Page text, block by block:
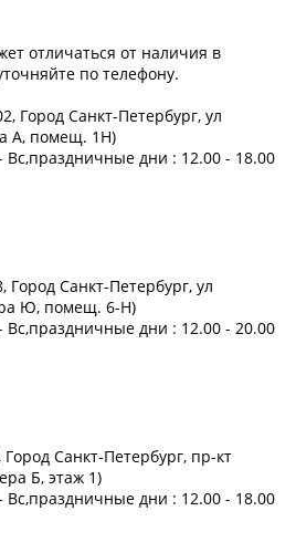
отличаться от наличия в
по телефону.
Город Санкт-Петербург, ул
А, помещ. 1Н)
Вс,праздничные дни : 12.00 - 18.00
Санкт-Петербург, ул
Ю, помещ. 6-Н)
Вс,праздничные дни : 12.00 - 20.00
Санкт-Петербург, пр-кт
Б, этаж 1)
Вс,праздничные дни : 12.00 - 18.00